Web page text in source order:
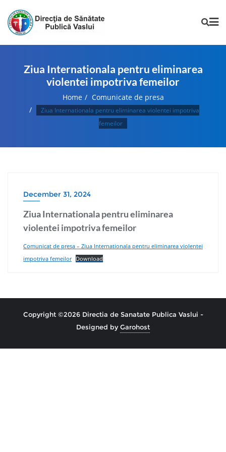
Ziua Internationala pentru eliminarea
violentei impotriva femeilor
Home Comunicate de presa
Ziua Internationala pentru eliminarea violentei impotriva
femeilor
December 31, 2024
Ziua Internationala pentru eliminarea
violentei impotriva femeilor
Comunicat de presa – Ziua Internationala pentru eliminarea violentei
impotriva femeilor Download
Copyright ©2026 Directia de Sanatate Publica Vaslui -
Designed byGarohost